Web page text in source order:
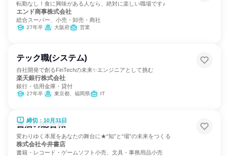
転勤なし！食に興味がある人なら、絶対に楽しい職場です♪
エンド商事株式会社
総合スーパー、小売・卸売・商社
27年卒 大阪府 営業
テック職(システム)
自社開発で創るFinTechの未来✨エンジニアとして挑む
楽天銀行株式会社
銀行・信用金庫・貸付
27年卒 東京都、福岡県 IT
締切：10月31日
書店の総合職
変わりゆく本屋をあなたの舞台に★“知”と“場”の未来をつくる
株式会社今井書店
書籍・レコード・ゲームソフト小売、文具・事務用品小売